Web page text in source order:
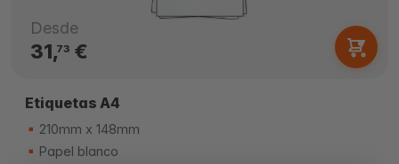
Desde
31,73€
Etiquetas A4
210mm x 148mm
Papel blanco